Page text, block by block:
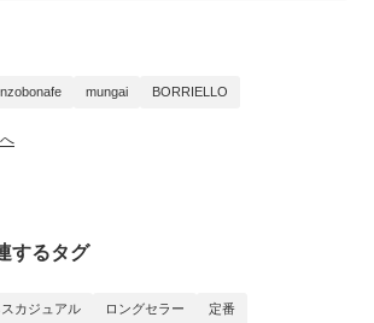
mungai BORRIELLO
するタグ
スカジュアル ロングセラー 定番